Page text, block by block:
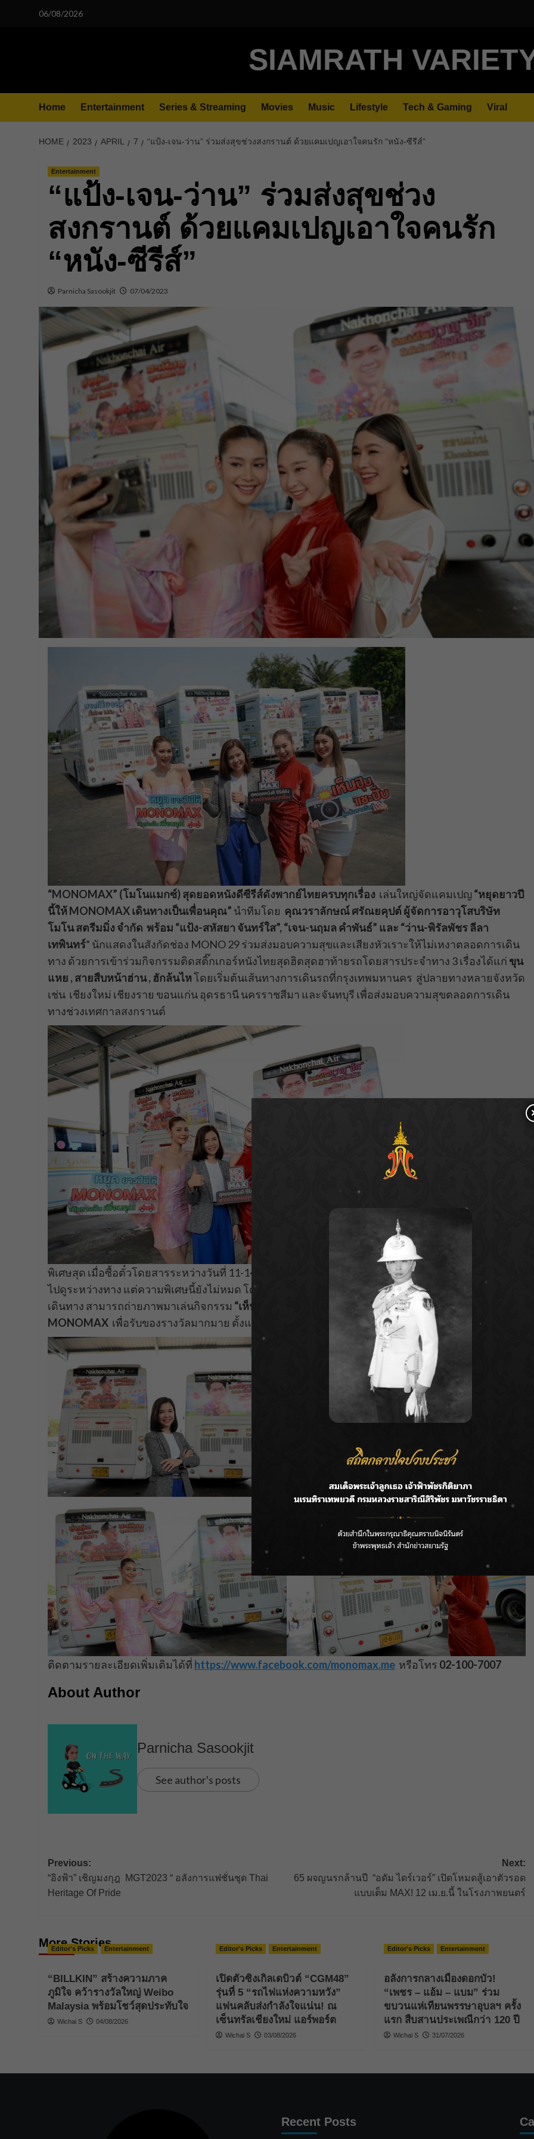
06/08/2026
SIAMRATH
Home Entertainment Series & Streaming Movies Music Lifestyle Tech & Gaming Viral
HOME 2023 APRIL 7 “แป้ง-เจน-ว่าน” ร่วมส่งสุขช่วงสงกรานต์ ด้วยแคมเปญเอาใจคนรัก “หนัง-ซีรีส์”
Entertainment
“แป้ง-เจน-ว่าน” ร่วมส่งสุขช่วง
สงกรานต์ ด้วยแคมเปญเอาใจคนรัก
“หนัง-ซีรีส์”
Parnicha Sasookjit 07/04/2023
“MONOMAX” (โมโนแมกซ์) สุดยอดหนังดีซีรีส์ดังพากย์ไทยครบทุกเรื่อง เล่นใหญ่จัดแคมเปญ “หยุดยาวปี
นี้ให้ MONOMAX เดินทางเป็นเพื่อนคุณ” นำทีมโดย คุณวราลักษณ์ ศรัณยคุปต์ ผู้จัดการอาวุโสบริษัท
โมโน สตรีมมิ่ง จำกัด พร้อม “แป้ง-สหัสยา จันทร์ใส”, “เจน-นฤมล คำพันธ์” และ “ว่าน-พิรัลพัชร ลีลา
เทพินทร์” นักแสดงในสังกัดช่อง MONO 29 ร่วมส่งมอบความสุขและเสียงหัวเราะให้ไม่เหงาตลอดการเดิน
ทาง ด้วยการเข้าร่วมกิจกรรมติดสติ๊กเกอร์หนังไทยสุดฮิตสุดฮาท้ายรถโดยสารประจำทาง 3 เรื่องได้แก่ ขุน
แหย , สายสืบหน้าฮ่าน , ฮักล้นไหโดยเริ่มต้นเส้นทางการเดินรถที่กรุงเทพมหานคร สู่ปลายทางหลายจังหวัด
เช่น เชียงใหม่ เชียงราย ขอนแก่น อุดรธานี นครราชสีมา และจันทบุรี เพื่อส่งมอบความสุขตลอดการเดิน
ทางช่วงเทศกาลสงกรานต์
พิเศษสุด เมื่อซื้อตั๋วโดยสารระหว่างวันที่ 11-14 เมษายน 2566 จะได้รับรหัสสำหรับทดลองดูโมโนแมกซ์ฟรี
ไปดูระหว่างทาง แต่ความพิเศษนี้ยังไม่หมด โดยสำหรับใครที่พบเห็นรถโดยสารที่ติดสติ๊กเกอร์ระหว่างการ
เดินทาง สามารถถ่ายภาพมาเล่นกิจกรรม “เห็นปุ๊บ แชะปั๊บ ลุ้นรับรางวัลทันที”ได้ทางFacebook Fanpage
MONOMAX เพื่อรับของรางวัลมากมาย ตั้งแต่วันที่ 10-25 เมษายน 2566
ติดตามรายละเอียดเพิ่มเติมได้ที่ https://www.facebook.com/monomax.meหรือโทร 02-100-7007
About Author
Parnicha Sasookjit
See author's posts
Post
navigation
Previous:
“อิงฟ้า” เชิญมงกุฎ MGT2023 “ อลังการแฟชั่นชุด Thai
Heritage Of Pride
Next:
65 ผจญนรกล้านปี “อดัม ไดร์เวอร์” เปิดโหมดสู้เอาตัวรอด
แบบเต็ม MAX! 12 เม.ย.นี้ ในโรงภาพยนตร์
More Stories
Editor's Picks Entertainment
“BILLKIN” สร้างความภาค
ภูมิใจ คว้ารางวัลใหญ่ Weibo
Malaysia พร้อมโชว์สุดประทับใจ
Wichai S 04/08/2026
Editor's Picks Entertainment
เปิดตัวซิงเกิลเดบิวต์ “CGM48”
รุ่นที่ 5 “รถไฟแห่งความหวัง”
แฟนคลับส่งกำลังใจแน่น! ณ
เซ็นทรัลเชียงใหม่ แอร์พอร์ต
Wichai S 03/08/2026
Editor's Picks Entertainment
อลังการกลางเมืองดอกบัว!
“เพชร – แอ้ม – แบม” ร่วม
ขบวนแห่เทียนพรรษาอุบลฯ ครั้ง
แรก สืบสานประเพณีกว่า 120 ปี
Wichai S 31/07/2026
Recent Posts